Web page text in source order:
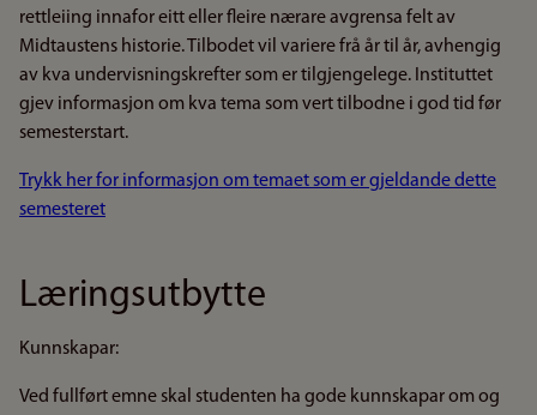
rettleiing innafor eitt eller fleire nærare avgrensa felt av
Midtaustens historie. Tilbodet vil variere frå år til år, avhengig
av kva undervisningskrefter som er tilgjengelege. Instituttet
gjev informasjon om kva tema som vert tilbodne i god tid før
semesterstart.
Trykk her for informasjon om temaet som er gjeldande dette
semesteret
Læringsutbytte
Kunnskapar:
Ved fullført emne skal studenten ha gode kunnskapar om og